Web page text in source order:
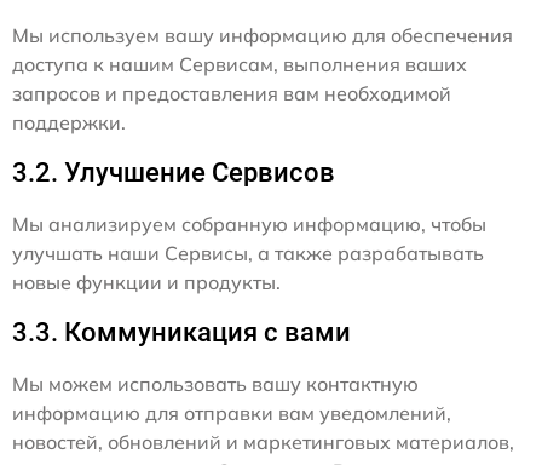
Мы используем вашу информацию для обеспечения
доступа к нашим Сервисам, выполнения ваших
запросов и предоставления вам необходимой
поддержки.
3.2. Улучшение Сервисов
Мы анализируем собранную информацию, чтобы
улучшать наши Сервисы, а также разрабатывать
новые функции и продукты.
3.3. Коммуникация с вами
Мы можем использовать вашу контактную
информацию для отправки вам уведомлений,
новостей, обновлений и маркетинговых материалов,